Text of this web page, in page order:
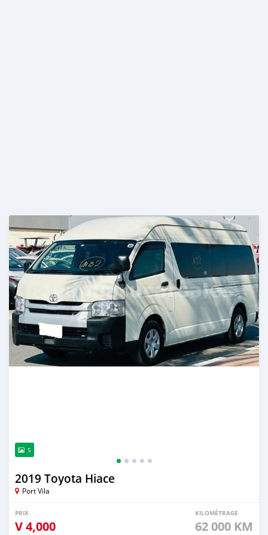
5
2019 Toyota Hiace
Port Vila
PRIX
V4,000
KILOMÉTRAGE
62 000 KM